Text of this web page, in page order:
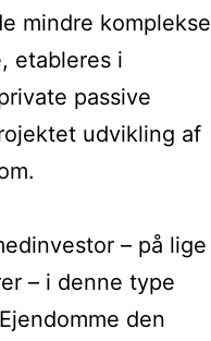
mindre komplekse
etableres i
passive
udvikling af
– på lige
– i denne type
den